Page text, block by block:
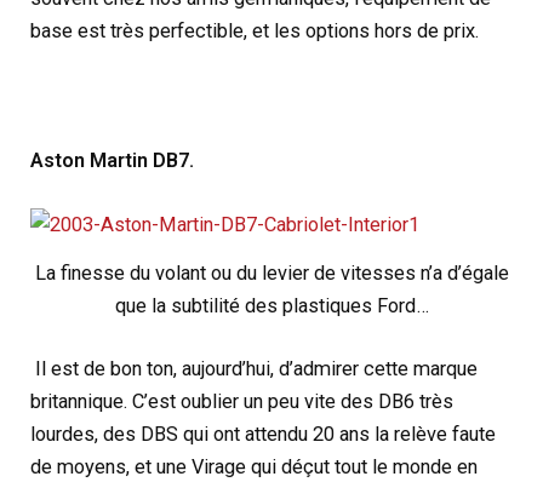
base est très perfectible, et les options hors de prix.
Aston Martin DB7.
La finesse du volant ou du levier de vitesses n’a d’égale
que la subtilité des plastiques Ford…
Il est de bon ton, aujourd’hui, d’admirer cette marque
britannique. C’est oublier un peu vite des DB6 très
lourdes, des DBS qui ont attendu 20 ans la relève faute
de moyens, et une Virage qui déçut tout le monde en